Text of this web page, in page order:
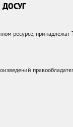
ДОСУГ
ресурсе,